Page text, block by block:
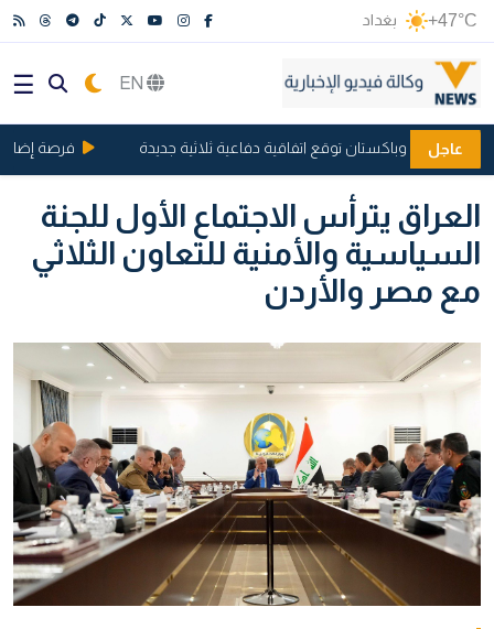
+47°C بغداد
عاجلوباكستان توقع اتفاقية دفاعية ثلاثية جديدة فرصة إضافية
العراق يترأس الاجتماع الأول للجنة
السياسية والأمنية للتعاون الثلاثي
مع مصر والأردن